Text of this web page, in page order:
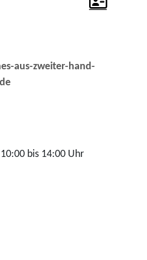
aus-zweiter-hand-
10:00 bis 14:00 Uhr